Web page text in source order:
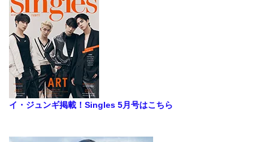
イ・ジュンギ掲載！Singles 5月号はこちら